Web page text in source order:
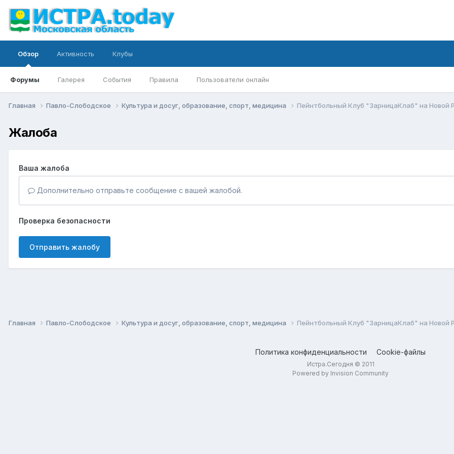
Обзор
Форумы Галерея События Правила Пользователи онлайн
Активность Клубы
Главная Павло-Слободское Культура и досуг, образование, спорт, медицина Пейнтбольный Клуб "ЗарницаКлаб" на Новой
Жалоба
Ваша жалоба
Дополнительно отправьте сообщение с вашей жалобой.
Проверка безопасности
Отправить жалобу
Главная Павло-Слободское Культура и досуг, образование, спорт, медицина Пейнтбольный Клуб "ЗарницаКлаб" на Новой
Политика конфиденциальности Cookie-файлы
Истра.Сегодня © 2011
Powered by Invision Community